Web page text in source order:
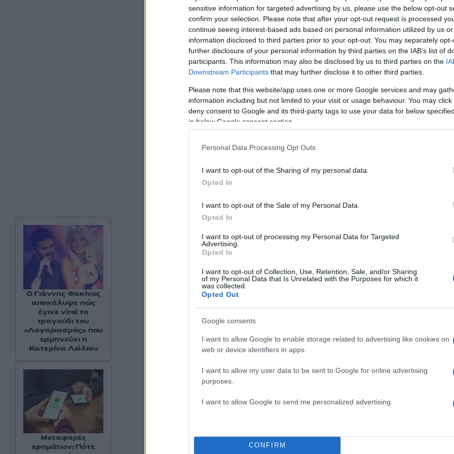
sensitive information for targeted advertising by us, please use the below opt-out
confirm your selection. Please note that after your opt-out request is processed
continue seeing interest-based ads based on personal information utilized by us
information disclosed to third parties prior to your opt-out. You may separately
further disclosure of your personal information by third parties on the IAB’s list of
participants. This information may also be disclosed by us to third parties on the
Downstream Participants that may further disclose it to other third parties.
Please note that this website/app uses one or more Google services and may
information including but not limited to your visit or usage behaviour. You may
deny consent to Google and its third-party tags to use your data for below
in below Google consent section.
Personal Data Processing Opt Outs
I want to opt-out of the Sharing of my personal data.
Opted In
I want to opt-out of the Sale of my Personal Data.
Opted In
I want to opt-out of processing my Personal Data for Targeted
Advertising.
Opted In
I want to opt-out of Collection, Use, Retention, Sale, and/or Sharing
of my Personal Data that Is Unrelated with the Purposes for which it
was collected.
Opted Out
Google consents
I want to allow Google to enable storage related to advertising like cookies on
web or device identifiers in apps.
I want to allow my user data to be sent to Google for online advertising
purposes.
I want to allow Google to send me personalized advertising.
CONFIRM
πρόταση της Κομισιόν προβλέπει επίσης αυστηρότερες κυρώσεις
εκείνους που αρνούνται να φύγουν από το ευρωπαϊκό έδαφος, όπως
κράτησή τους επί μεγαλύτερο διάστημα ή την κατάσχεση των
τον τρόπο που τα εφαρμόζει η ICE.
Ο Γιάννης Φακίνος
αποκάλυψε πώς
έγινε viral το
τραγούδι του
«Λογαριασμός» που
ερμηνεύει η
Κατερίνα Λιόλιου
Μεταφορές
χρημάτων: Πότε